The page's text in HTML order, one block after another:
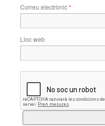
Correu electrònic*
Lloc web